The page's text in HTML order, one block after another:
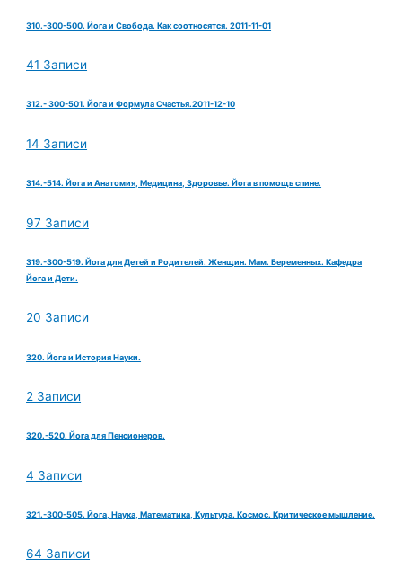
310.-300-500. Йога и Свобода. Как соотносятся. 2011-11-01
41 Записи
312.- 300-501. Йога и Формула Счастья.2011-12-10
14 Записи
314.-514. Йога и Анатомия, Медицина, Здоровье. Йога в помощь спине.
97 Записи
319.-300-519. Йога для Детей и Родителей. Женщин. Мам. Беременных. Кафедра
Йога и Дети.
20 Записи
320. Йога и История Науки.
2 Записи
320.-520. Йога для Пенсионеров.
4 Записи
321.-300-505. Йога, Наука, Математика, Культура. Космос. Критическое мышление.
64 Записи